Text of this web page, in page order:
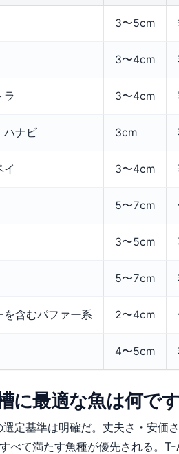
3〜5cm
3〜4cm
ラ 3〜4cm
ハナビ 3cm
イ 3〜4cm
5〜7cm
3〜5cm
5〜7cm
を含むパファー系 2〜4cm
4〜5cm
に最適な魚は何で
定基準は明確だ。丈夫さ・安価
べて満たす魚種が優先される。